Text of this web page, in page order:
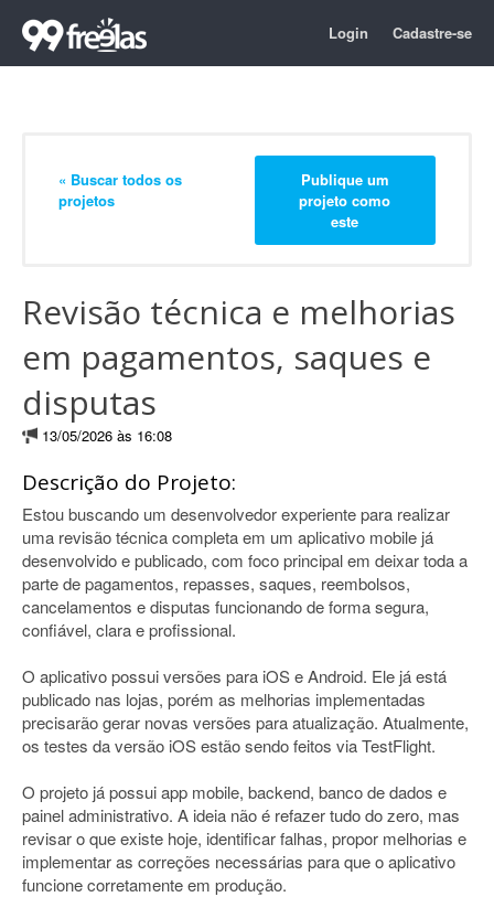
Login Cadastre-se
« Buscar todos os
projetos
Publique um
projeto como
este
Revisão técnica e melhorias
em pagamentos, saques e
disputas
13/05/2026 às 16:08
Descrição do Projeto:
Estou buscando um desenvolvedor experiente para realizar
uma revisão técnica completa em um aplicativo mobile já
desenvolvido e publicado, com foco principal em deixar toda a
parte de pagamentos, repasses, saques, reembolsos,
cancelamentos e disputas funcionando de forma segura,
confiável, clara e profissional.
O aplicativo possui versões para iOS e Android. Ele já está
publicado nas lojas, porém as melhorias implementadas
precisarão gerar novas versões para atualização. Atualmente,
os testes da versão iOS estão sendo feitos via TestFlight.
O projeto já possui app mobile, backend, banco de dados e
painel administrativo. A ideia não é refazer tudo do zero, mas
revisar o que existe hoje, identificar falhas, propor melhorias e
implementar as correções necessárias para que o aplicativo
funcione corretamente em produção.